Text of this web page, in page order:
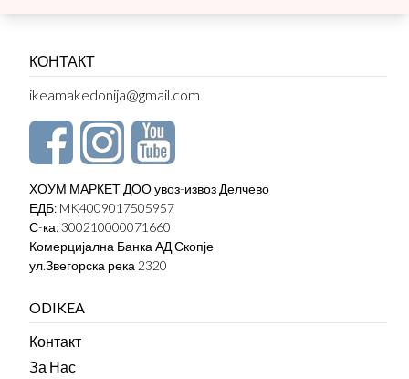
КОНТАКТ
ikeamakedonija@gmail.com
ХОУМ МАРКЕТ ДОО увоз-извоз Делчево
ЕДБ: MK4009017505957
С-ка: 300210000071660
Комерцијална Банка АД Скопје
ул.Звегорска река 2320
ODIKEA
Контакт
За Нас